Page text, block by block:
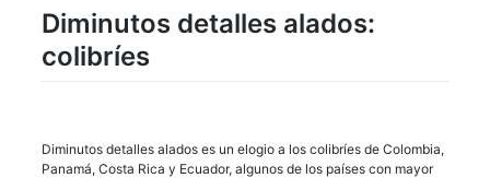
Diminutos detalles alados:
colibríes
Diminutos detalles alados es un elogio a los colibríes de Colombia,
Panamá, Costa Rica y Ecuador, algunos de los países con mayor